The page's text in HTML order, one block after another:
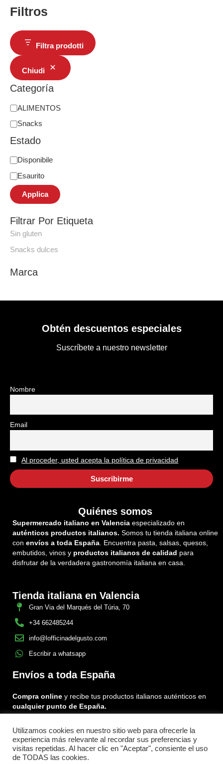
Filtros
Filtra prodotti
Chiudi
Categoría
ALIMENTOS
Snacks
Estado
Disponibile
Esaurito
Applica
Filtrar Por Etiqueta
Sin gluten
Snacks dulces
Marca
Obtén descuentos especiales
Suscríbete a nuestro newsletter
Nombre
Email
Al proceder, usted acepta la política de privacidad
Quiénes somos
Supermercado italiano en Valencia especializado en
auténticos productos italianos. Somos tu tienda italiana online
con envíos a toda España . Encuentra pasta, salsas, quesos,
embutidos, vinos y productos italianos de calidad para
disfrutar de la verdadera gastronomía italiana en casa.
Tienda italiana en Valencia
Gran Via del Marqués del Túria, 70
+34 662485244
info@lofficinadelgusto.com
Escribir a whatsapp
Envíos a toda España
Compra online y recibe tus productos italianos auténticos en
cualquier punto de España.
Encuéntranos en:
FacebookInstagram
Tiktok
Utilizamos cookies en nuestro sitio web para ofrecerle la
experiencia más relevante al recordar sus preferencias y
visitas repetidas. Al hacer clic en "Aceptar", consiente el uso
de TODAS las cookies.